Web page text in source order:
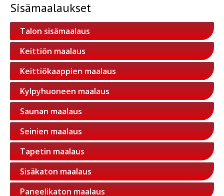
Sisämaalaukset
Talon sisämaalaus
Keittiön maalaus
Keittiökaappien maalaus
Kylpyhuoneen maalaus
Saunan maalaus
Seinien maalaus
Tapetin maalaus
Sisäkaton maalaus
Paneelikaton maalaus